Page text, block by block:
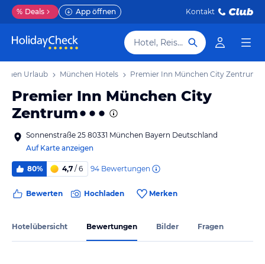
% Deals App öffnen Kontakt
Hotel, Reiseziel
Urlaub München Hotels Premier Inn München City Zentrum
Premier Inn München City
Zentrum
Sonnenstraße 25 80331 München Bayern Deutschland
Auf Karte anzeigen
80% 4,7 / 6 94 Bewertungen
Bewerten Hochladen Merken
Hotelübersicht Bewertungen Bilder Fragen